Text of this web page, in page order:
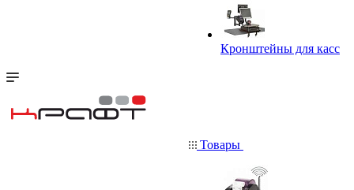
Кронштейны для касс
Товары